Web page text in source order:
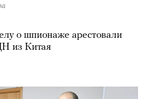
о шпионаже арестовали
из Китая